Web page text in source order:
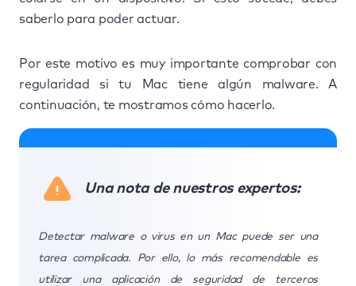
saberlo para poder actuar.
Por este motivo es muy importante comprobar con
regularidad si tu Mac tiene algún malware. A
continuación, te mostramos cómo hacerlo.
Una nota de nuestros expertos:
Detectar malware o virus en un Mac puede ser una
tarea complicada. Por ello, lo más recomendable es
utilizar una aplicación de seguridad de terceros